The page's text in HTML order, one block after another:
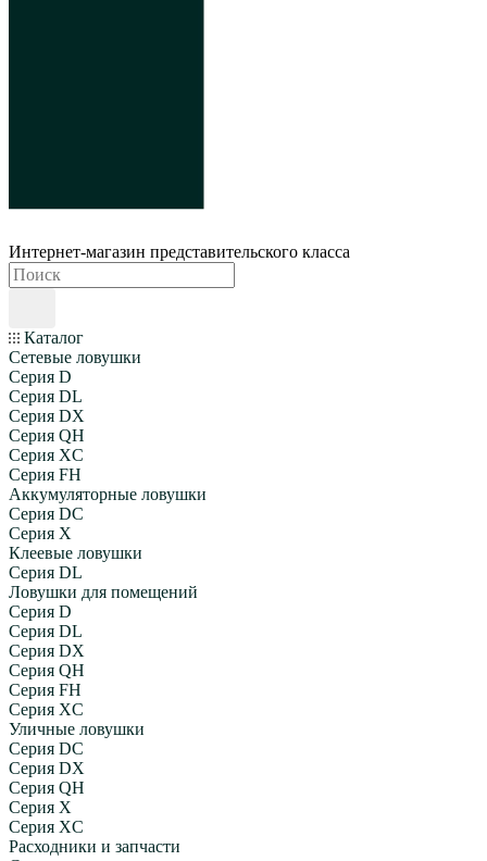
Интернет-магазин представительского класса
Каталог
Сетевые ловушки
Серия D
Серия DL
Серия DX
Серия QH
Серия XC
Серия FH
Аккумуляторные ловушки
Серия DC
Серия X
Клеевые ловушки
Серия DL
Ловушки для помещений
Серия D
Серия DL
Серия DX
Серия QH
Серия FH
Серия XC
Уличные ловушки
Серия DC
Серия DX
Серия QH
Серия X
Серия XC
Расходники и запчасти